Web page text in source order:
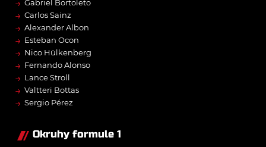
→ Gabriel Bortoleto
→ Carlos Sainz
→ Alexander Albon
→ Esteban Ocon
→ Nico Hülkenberg
→ Fernando Alonso
→ Lance Stroll
→ Valtteri Bottas
→ Sergio Pérez
Okruhy formule 1